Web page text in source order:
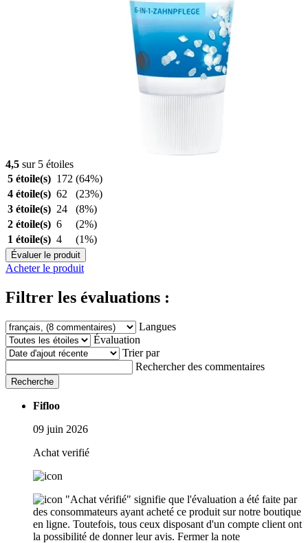
4,5 sur 5 étoiles
5 étoile(s) 172 (64%)
4 étoile(s) 62
(23%)
3 étoile(s) 24
(8%)
2 étoile(s) 6
(2%)
1 étoile(s) 4 (1%)
Évaluer le produit
Acheter le produit
Filtrer les évaluations :
Langues
Évaluation
Trier par
Rechercher des commentaires
Recherche
Fifloo
09 juin 2026
Achat verifié
"Achat vérifié" signifie que l'évaluation a été faite par
des consommateurs ayant acheté ce produit sur notre boutique
en ligne. Toutefois, tous ceux disposant d'un compte client ont
la possibilité de donner leur avis. Fermer la note